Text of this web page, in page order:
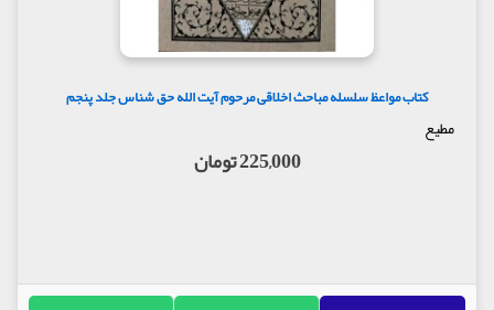
کتاب مواعظ سلسله مباحث اخلاقی مرحوم آیت الله حق شناس جلد پنجم
مطیع
225,000 تومان